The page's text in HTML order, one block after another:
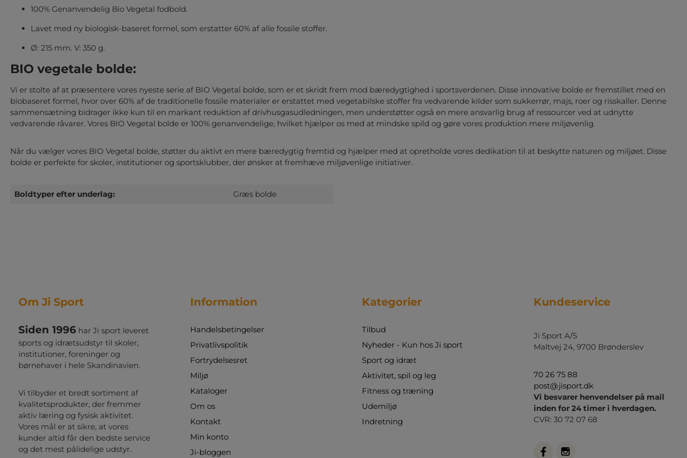
100% Genanvendelig Bio Vegetal fodbold.
Lavet med ny biologisk-baseret formel, som erstatter 60% af alle fossile stoffer.
Ø: 215 mm. V: 350 g.
BIO vegetale bolde:
Vi er stolte af at præsentere vores nyeste serie af BIO Vegetal bolde, som er et skridt frem mod bæredygtighed i sportsverdenen. Disse innovative bolde er fremstillet med en
biobaseret formel, hvor over 60% af de traditionelle fossile materialer er erstattet med vegetabilske stoffer fra vedvarende kilder som sukkerrør, majs, roer og risskaller. Denne
sammensætning bidrager ikke kun til en markant reduktion af drivhusgasudledningen, men understøtter også en mere ansvarlig brug af ressourcer ved at udnytte
vedvarende råvarer. Vores BIO Vegetal bolde er 100% genanvendelige, hvilket hjælper os med at mindske spild og gøre vores produktion mere miljøvenlig.
Når du vælger vores BIO Vegetal bolde, støtter du aktivt en mere bæredygtig fremtid og hjælper med at opretholde vores dedikation til at beskytte naturen og miljøet. Disse
bolde er perfekte for skoler, institutioner og sportsklubber, der ønsker at fremhæve miljøvenlige initiativer.
Boldtyper efter underlag: Græs bolde
Om Ji Sport
Siden 1996 har Ji sport leveret
sports og idrætsudstyr til skoler,
institutioner, foreninger og
børnehaver i hele Skandinavien.
Vi tilbyder et bredt sortiment af
kvalitetsprodukter, der fremmer
aktiv læring og fysisk aktivitet.
Vores mål er at sikre, at vores
kunder altid får den bedste service
og det mest pålidelige udstyr.
Information
Handelsbetingelser
Privatlivspolitik
Fortrydelsesret
Miljø
Kataloger
Om os
Kontakt
Min konto
Ji-bloggen
Kategorier
Tilbud
Nyheder - Kun hos Ji sport
Sport og idræt
Aktivitet, spil og leg
Fitness og træning
Udemiljø
Indretning
Kundeservice
Ji Sport A/S
Maltvej 24, 9700 Brønderslev
70 26 75 88
post@jisport.dk
Vi besvarer henvendelser på mail
inden for 24 timer i hverdagen.
CVR: 30 72 07 68